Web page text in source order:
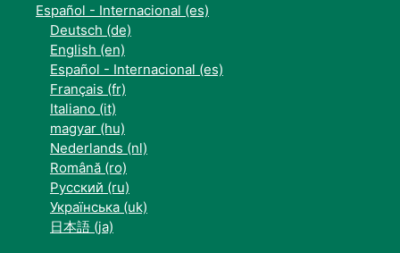
Español - Internacional ‎(es)‎
Deutsch ‎(de)‎
English ‎(en)‎
Español - Internacional ‎(es)‎
Français ‎(fr)‎
Italiano ‎(it)‎
magyar ‎(hu)‎
Nederlands ‎(nl)‎
Română ‎(ro)‎
Русский ‎(ru)‎
Українська ‎(uk)‎
日本語 ‎(ja)‎